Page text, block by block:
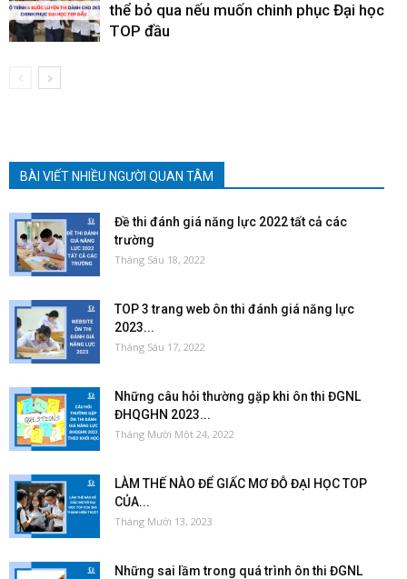
thể bỏ qua nếu muốn chinh phục Đại học
TOP đầu
BÀI VIẾT NHIỀU NGƯỜI QUAN TÂM
Đề thi đánh giá năng lực 2022 tất cả các
trường
Tháng Sáu 18, 2022
TOP 3 trang web ôn thi đánh giá năng lực
2023...
Tháng Sáu 17, 2022
Những câu hỏi thường gặp khi ôn thi ĐGNL
ĐHQGHN 2023...
Tháng Mười Một 24, 2022
LÀM THẾ NÀO ĐỂ GIẤC MƠ ĐỖ ĐẠI HỌC TOP
CỦA...
Tháng Mười 13, 2023
Những sai lầm trong quá trình ôn thi ĐGNL